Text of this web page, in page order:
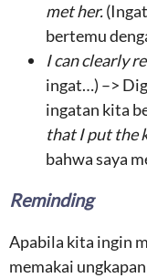
met her.
bertemu
I can clearly
ingat…) –>
ingatan kita
that I put the
bahwa saya
Reminding
Apabila kita ingin
memakai